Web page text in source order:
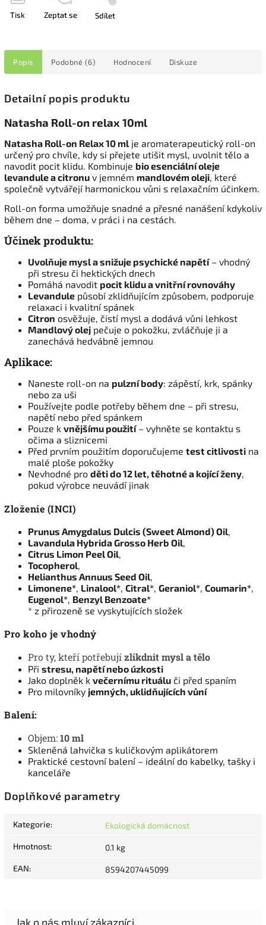
Tisk Zeptat se Sdílet
Popis Podobné (6) Hodnocení Diskuze
Detailní popis produktu
Natasha Roll-on relax 10ml
Natasha Roll-on Relax 10 ml je aromaterapeutický roll-on
určený pro chvíle, kdy si přejete utišit mysl, uvolnit tělo a
navodit pocit klidu. Kombinuje bio esenciální oleje
levandule a citronu v jemném mandlovém oleji, které
společně vytvářejí harmonickou vůni s relaxačním účinkem.
Roll-on forma umožňuje snadné a přesné nanášení kdykoliv
během dne – doma, v práci i na cestách.
Účinek produktu:
Uvolňuje mysl a snižuje psychické napětí– vhodný
při stresu či hektických dnech
Pomáhá navodit pocit klidu a vnitřní rovnováhy
Levandule působí zklidňujícím způsobem, podporuje
relaxaci i kvalitní spánek
Citron osvěžuje, čistí mysl a dodává vůni lehkost
Mandlový olej pečuje o pokožku, zvláčňuje ji a
zanechává hedvábně jemnou
Aplikace:
Naneste roll-on na pulzní body: zápěstí, krk, spánky
nebo za uši
Používejte podle potřeby během dne – při stresu,
napětí nebo před spánkem
Pouze k vnějšímu použití– vyhněte se kontaktu s
očima a sliznicemi
Před prvním použitím doporučujeme test citlivosti na
malé ploše pokožky
Nevhodné pro děti do 12 let, těhotné a kojící ženy,
pokud výrobce neuvádí jinak
Zloženie (INCI)
Prunus Amygdalus Dulcis (Sweet Almond) Oil
Lavandula Hybrida Grosso Herb Oil
Citrus Limon Peel Oil
Tocopherol
Helianthus Annuus Seed Oil
Limonene* Linalool* Citral* Geraniol* Coumarin*
Eugenol* Benzyl Benzoate*
* z přirozeně se vyskytujících složek
Pro koho je vhodný
Pro ty, kteří potřebujízlikdnit mysl a tělo
Při stresu, napětí nebo úzkosti
Jako doplněk k večernímu rituálu či před spaním
Pro milovníky jemných, uklidňujících vůní
Balení:
Objem:10 ml
Skleněná lahvička s kuličkovým aplikátorem
Praktické cestovní balení – ideální do kabelky, tašky i
kanceláře
Doplňkové parametry
Kategorie: Ekologická domácnost
Hmotnost: 0.1 kg
EAN: 8594207445099